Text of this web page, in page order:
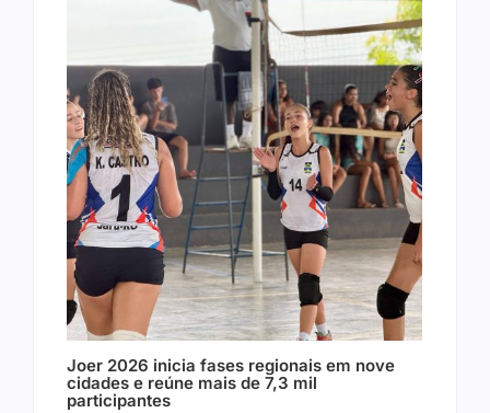
Joer 2026 inicia fases regionais em nove
cidades e reúne mais de 7,3 mil
participantes